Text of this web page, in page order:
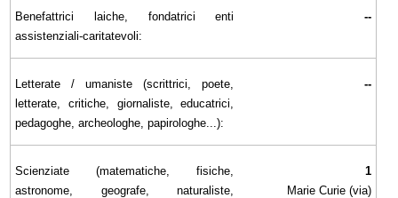
Benefattrici laiche, fondatrici enti
assistenziali-caritatevoli:
--
Letterate / umaniste (scrittrici, poete,
letterate, critiche, giornaliste, educatrici,
pedagoghe, archeologhe, papirologhe...):
--
Scienziate (matematiche, fisiche,
astronome, geografe, naturaliste,
1
Marie Curie (via)